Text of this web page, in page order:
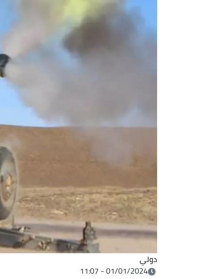
دولي
01/01/2024 - 11:07